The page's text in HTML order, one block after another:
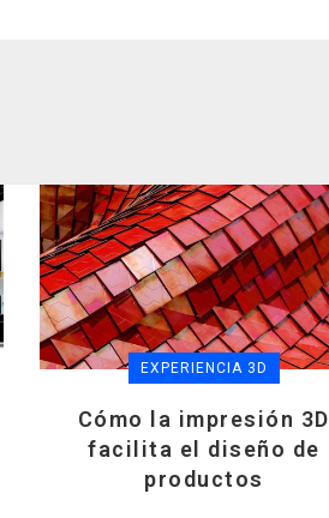
EXPERIENCIA 3D
Cómo la impresión 3D
facilita el diseño de
productos